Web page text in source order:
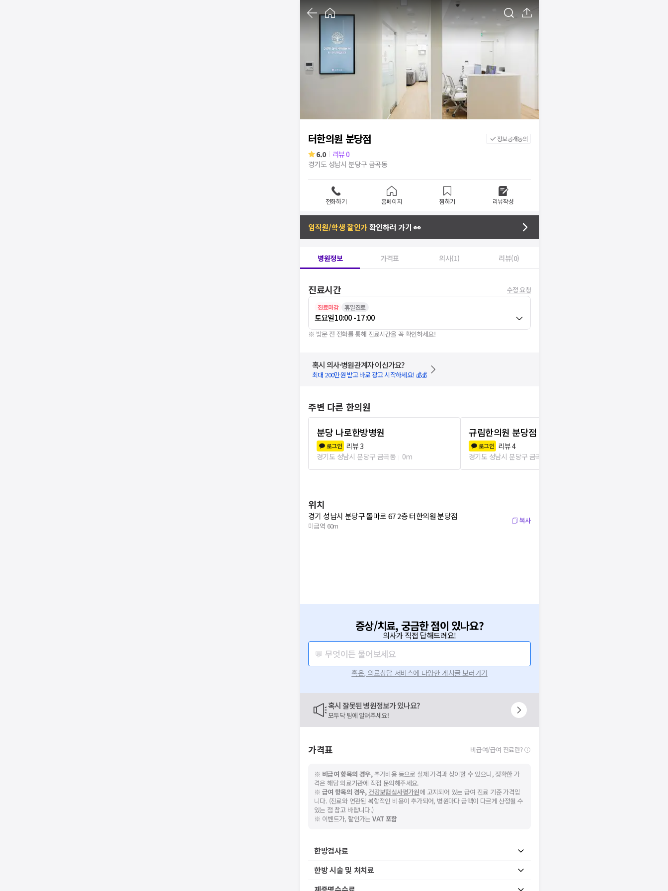
터한의원 분당점 정보공개동의
6.0 리뷰0
경기도 성남시 분당구 금곡동
전화하기 홈페이지 찜하기 리뷰작성
임직원/학생 할인가확인하러 가기 👀
병원정보 가격표 의사(1) 리뷰(0)
진료시간 수정 요청
진료마감 휴일진료
토요일10:00 - 17:00
※ 방문 전 전화를 통해 진료시간을 꼭 확인하세요!
혹시 의사·병원관계자 이신가요?
최대 200만원 받고 바로 광고 시작하세요! 💰💰
주변 다른 한의원
분당 나로한방병원
로그인 리뷰 3
경기도 성남시 분당구 금곡동
0m
규림한의원 분당점
로그인 리뷰4
경기도 성남시 분당구 금곡동
위치
경기 성남시 분당구 돌마로 67 2층 터한의원 분당점
미금역 60m
복사
증상/치료, 궁금한 점이 있나요?
의사가 직접 답해드려요!
💬 무엇이든 물어보세요
혹은, 의료상담 서비스에 다양한 게시글 보러가기
혹시 잘못된 병원정보가 있나요?
모두닥 팀에 알려주세요!
가격표 비급여/급여 진료란?
※ 비급여 항목의 경우,추가비용 등으로 실제 가격과 상이할 수 있으니, 정확한 가
격은 해당 의료기관에 직접 문의해주세요.
※ 급여 항목의 경우, 건강보험심사평가원에 고지되어 있는 급여 진료 기준 가격입
니다. (진료와 연관된 복합적인 비용이 추가되어, 병원마다 금액이 다르게 산정될 수
있는 점 참고 바랍니다.)
※ 이벤트가, 할인가는VAT 포함
한방검사료
한방 시술 및 처치료